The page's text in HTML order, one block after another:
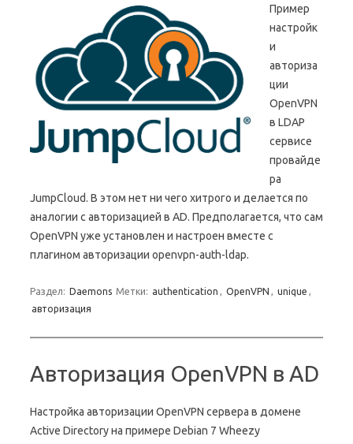
Пример
настройк
и
авториза
ции
OpenVPN
в LDAP
сервисе
провайде
ра
JumpCloud. В этом нет ни чего хитрого и делается по
аналогии с авторизацией в AD. Предполагается, что сам
OpenVPN уже установлен и настроен вместе с
плагином авторизации openvpn-auth-ldap.
Раздел: Daemons Метки: authentication , OpenVPN , unique ,
авторизация
Авторизация OpenVPN в AD
Настройка авторизации OpenVPN сервера в домене
Active Directory на примере Debian 7 Wheezy